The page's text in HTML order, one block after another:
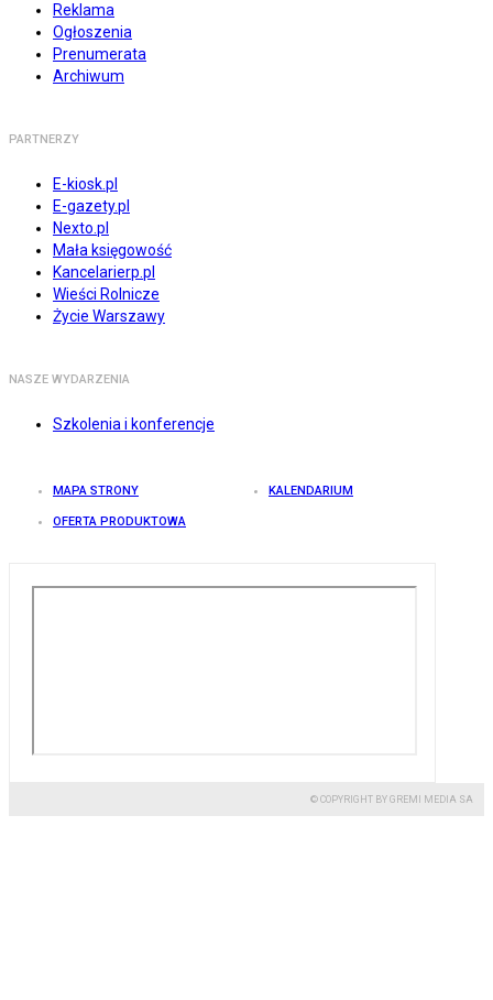
Reklama
Ogłoszenia
Prenumerata
Archiwum
PARTNERZY
E-kiosk.pl
E-gazety.pl
Nexto.pl
Mała księgowość
Kancelarierp.pl
Wieści Rolnicze
Życie Warszawy
NASZE WYDARZENIA
Szkolenia i konferencje
MAPA STRONY KALENDARIUM
OFERTA PRODUKTOWA
© COPYRIGHT BY GREMI MEDIA SA